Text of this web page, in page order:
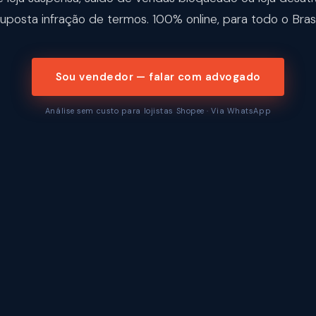
infração de termos. 100% online, para todo o
Sou vendedor — falar com advogado
Análise sem custo para lojistas Shopee · Via WhatsApp